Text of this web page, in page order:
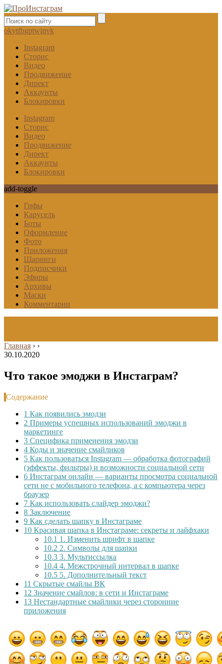
okytfbgptwinvk
Instagram
Сторис
Видео
Продвижение
Директ
Аккаунты
Блокировки
Instagram
Сторис
Видео
Продвижение
Директ
Аккаунты
Блокировки
add-toggle
Гифы
Карусель
Боты
Оформление
Фото
Приложения
Шаринги
Подписчики
Эфиры
Архивы
Маски
Комментарии
Главная › ›
30.10.2020
Что такое эмоджи в Инстаграм?
Содержание
1 Как появились эмодзи
2 Примеры успешных использований эмоджи в
маркетинге
3 Специфика применения эмодзи
4 Коды и значение смайликов
5 Как пользоваться Instagram — обработка фотографий
(эффекты, фильтры) и возможности социальной сети
6 Инстаграм онлайн — варианты просмотра социальной
сети не с мобильного телефона, а с компьютера через
браузер
7 Как использовать слайдер эмоджи?
8 Заключение
9 Как сделать шапку в Инстаграме
10 Красивая шапка в Инстаграме: секреты и лайфхаки
10.1 1. Изменить шрифт в шапке
10.2 2. Символы для шапки
10.3 3. Мультиссылка
10.4 4. Межстрочный интервал в шапке
10.5 5. Дополнительный текст
11 Скрытые смайлы ВК
12 Значение смайлов: в сети и Инстаграме
13 Нестандартные смайлики через сторонние
приложения